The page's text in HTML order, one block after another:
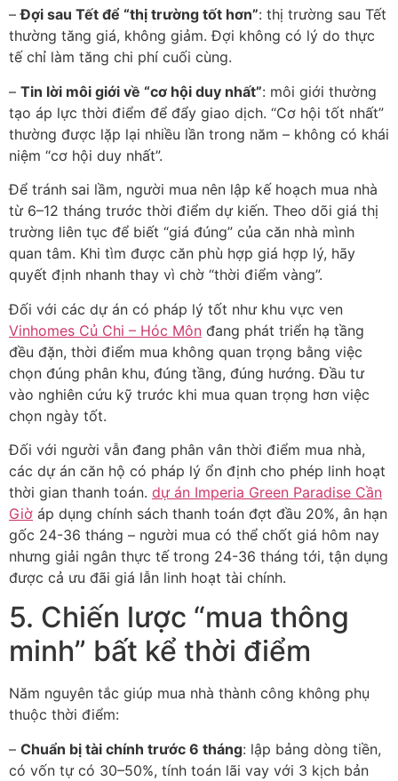
–Đợi sau Tết để “thị trường tốt hơn”: thị trường sau Tết
thường tăng giá, không giảm. Đợi không có lý do thực
tế chỉ làm tăng chi phí cuối cùng.
– Tin lời môi giới về “cơ hội duy nhất”: môi giới thường
tạo áp lực thời điểm để đẩy giao dịch. “Cơ hội tốt nhất”
thường được lặp lại nhiều lần trong năm – không có khái
niệm “cơ hội duy nhất”.
Để tránh sai lầm, người mua nên lập kế hoạch mua nhà
từ 6–12 tháng trước thời điểm dự kiến. Theo dõi giá thị
trường liên tục để biết “giá đúng” của căn nhà mình
quan tâm. Khi tìm được căn phù hợp giá hợp lý, hãy
quyết định nhanh thay vì chờ “thời điểm vàng”.
Đối với các dự án có pháp lý tốt như khu vực ven
Vinhomes Củ Chi – Hóc Môn đang phát triển hạ tầng
đều đặn, thời điểm mua không quan trọng bằng việc
chọn đúng phân khu, đúng tầng, đúng hướng. Đầu tư
vào nghiên cứu kỹ trước khi mua quan trọng hơn việc
chọn ngày tốt.
Đối với người vẫn đang phân vân thời điểm mua nhà,
các dự án căn hộ có pháp lý ổn định cho phép linh hoạt
thời gian thanh toán. dự án Imperia Green Paradise Cần
Giờ áp dụng chính sách thanh toán đợt đầu 20%, ân hạn
gốc 24-36 tháng – người mua có thể chốt giá hôm nay
nhưng giải ngân thực tế trong 24-36 tháng tới, tận dụng
được cả ưu đãi giá lẫn linh hoạt tài chính.
5. Chiến lược “mua thông
minh” bất kể thời điểm
Năm nguyên tắc giúp mua nhà thành công không phụ
thuộc thời điểm:
– Chuẩn bị tài chính trước 6 tháng: lập bảng dòng tiền,
có vốn tự có 30–50%, tính toán lãi vay với 3 kịch bản